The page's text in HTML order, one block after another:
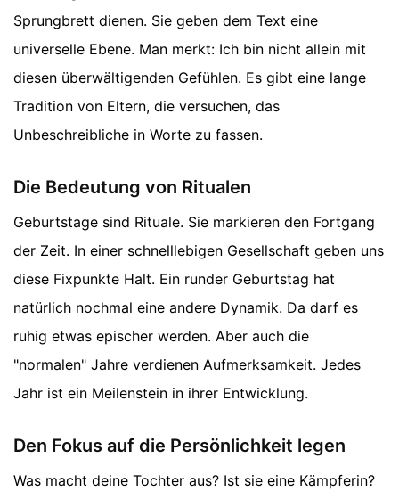
Sprungbrett dienen. Sie geben dem Text eine
universelle Ebene. Man merkt: Ich bin nicht allein mit
diesen überwältigenden Gefühlen. Es gibt eine lange
Tradition von Eltern, die versuchen, das
Unbeschreibliche in Worte zu fassen.
Die Bedeutung von Ritualen
Geburtstage sind Rituale. Sie markieren den Fortgang
der Zeit. In einer schnelllebigen Gesellschaft geben uns
diese Fixpunkte Halt. Ein runder Geburtstag hat
natürlich nochmal eine andere Dynamik. Da darf es
ruhig etwas epischer werden. Aber auch die
"normalen" Jahre verdienen Aufmerksamkeit. Jedes
Jahr ist ein Meilenstein in ihrer Entwicklung.
Den Fokus auf die Persönlichkeit legen
Was macht deine Tochter aus? Ist sie eine Kämpferin?